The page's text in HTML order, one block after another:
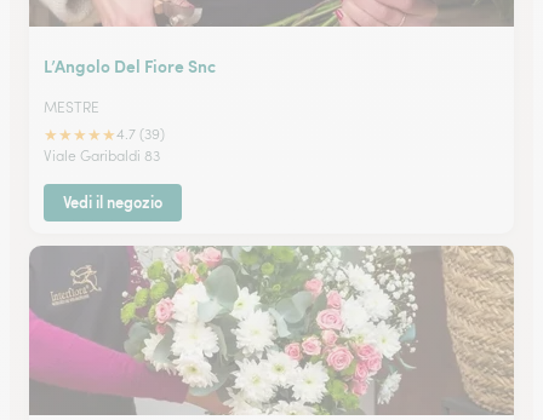
L’Angolo Del Fiore Snc
MESTRE
★★★★★4.7 (39)
Viale Garibaldi 83
Vedi il negozio